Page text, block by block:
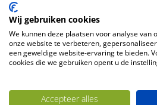
Kleur
groen
Plantsoort
Alocasia
Staande kunstplant
Wij gebruiken cookies
We kunnen deze plaatsen voor analyse van
onze website te verbeteren,
een geweldige website-ervaring te bieden.
cookies die we gebruiken opent u de
Accepteer alles